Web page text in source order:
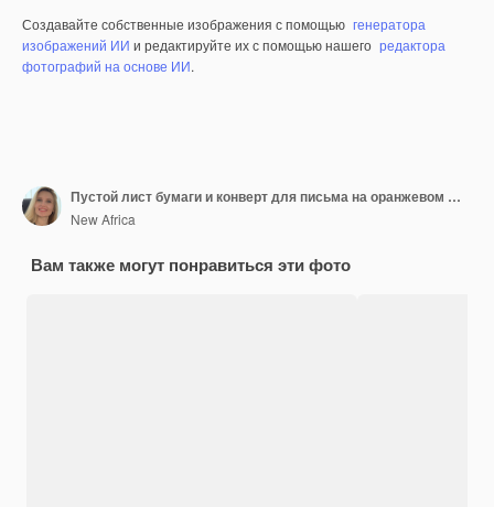
Создавайте собственные изображения с помощью генератора
изображений ИИ и редактируйте их с помощью нашего редактора
фотографий на основе ИИ.
Пустой лист бумаги и конверт для письма на оранжевом фоне
New Africa
Вам также могут понравиться эти фото